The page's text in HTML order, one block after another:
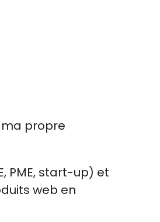
propre
PME, start-up) et
web en